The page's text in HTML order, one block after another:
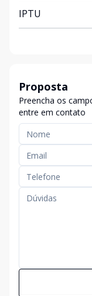
IPTU
Proposta
Preencha os
entre em contato